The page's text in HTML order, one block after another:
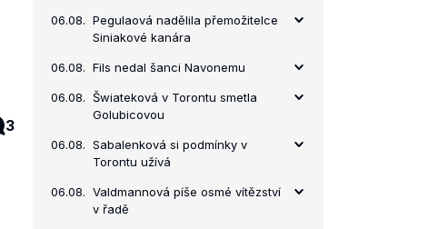
3
06.08. Pegulaová nadělila přemožitelce
Siniakové kanára
06.08. Fils nedal šanci Navonemu
06.08. Šwiateková v Torontu smetla
Golubicovou
06.08. Sabalenková si podmínky v
Torontu užívá
06.08. Valdmannová píše osmé vítězství
v řadě